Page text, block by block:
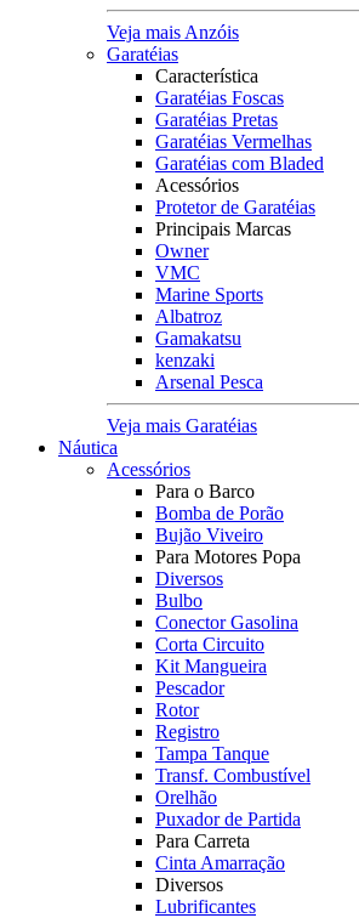
Veja mais Anzóis
Garatéias
Característica
Garatéias Foscas
Garatéias Pretas
Garatéias Vermelhas
Garatéias com Bladed
Acessórios
Protetor de Garatéias
Principais Marcas
Owner
VMC
Marine Sports
Albatroz
Gamakatsu
kenzaki
Arsenal Pesca
Veja mais Garatéias
Náutica
Acessórios
Para o Barco
Bomba de Porão
Bujão Viveiro
Para Motores Popa
Diversos
Bulbo
Conector Gasolina
Corta Circuito
Kit Mangueira
Pescador
Rotor
Registro
Tampa Tanque
Transf. Combustível
Orelhão
Puxador de Partida
Para Carreta
Cinta Amarração
Diversos
Lubrificantes